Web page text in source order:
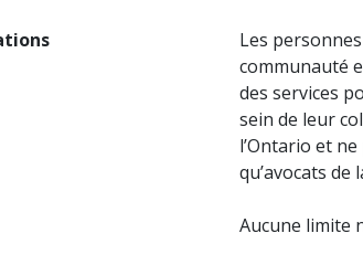
Les
communauté
des services
sein de leur
l’Ontario et
qu’avocats de
Aucune limite